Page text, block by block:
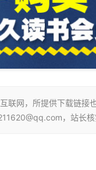
联网，所提供下载链
，站长